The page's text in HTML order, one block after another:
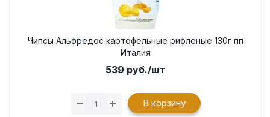
Чипсы Альфредос картофельные рифленые 130г пп
Италия
539 руб./шт
В корзину